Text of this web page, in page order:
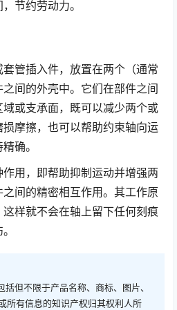
节约劳动力。
套管插入件，放置在两个（通常
间的外壳中。它们在部件之间
或支承面，既可以减少两个或
摩擦，也可以帮助约束轴向运
确。
作用，即帮助抑制运动并增强两
间的精密相互作用。其工作原
样就不会在轴上留下任何刻痕
但不限于产品名称、商标、图片、
所有信息的知识产权归其权利人所